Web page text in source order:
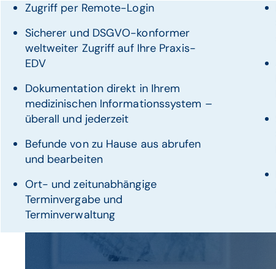
Zugriff per Remote-Login
Sicherer und DSGVO-konformer
weltweiter Zugriff auf Ihre Praxis-
EDV
Dokumentation direkt in Ihrem
medizinischen Informationssystem –
überall und jederzeit
Befunde von zu Hause aus abrufen
und bearbeiten
Ort- und zeitunabhängige
Terminvergabe und
Terminverwaltung